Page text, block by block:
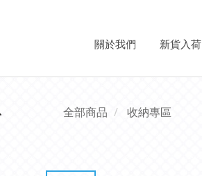
關於我們 新貨入荷
全部商品 收納專區